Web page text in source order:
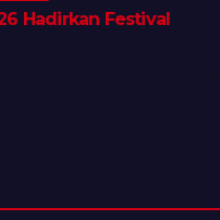
Hadirkan Festival